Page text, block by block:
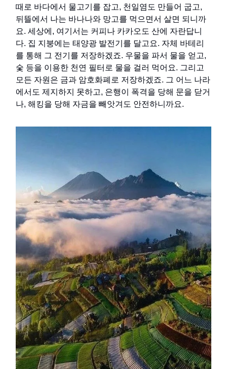
때로 바다에서 물고기를 잡고, 천일염도 만들어 굽고,
뒤뜰에서 나는 바나나와 망고를 먹으면서 살면 되니까
요. 세상에, 여기서는 커피나 카카오도 산에 자란답니
다. 집 지붕에는 태양광 발전기를 달고요. 자체 바테리
를 통해 그 전기를 저장하겠죠. 우물을 파서 물을 얻고,
숯 등을 이용한 천연 필터로 물을 걸러 먹어요. 그리고
모든 자원은 금과 암호화폐로 저장하겠죠. 그 어느 나라
에서도 제지하지 못하고, 은행이 폭격을 당해 문을 닫거
나, 해킹을 당해 자금을 빼앗겨도 안전하니까요.